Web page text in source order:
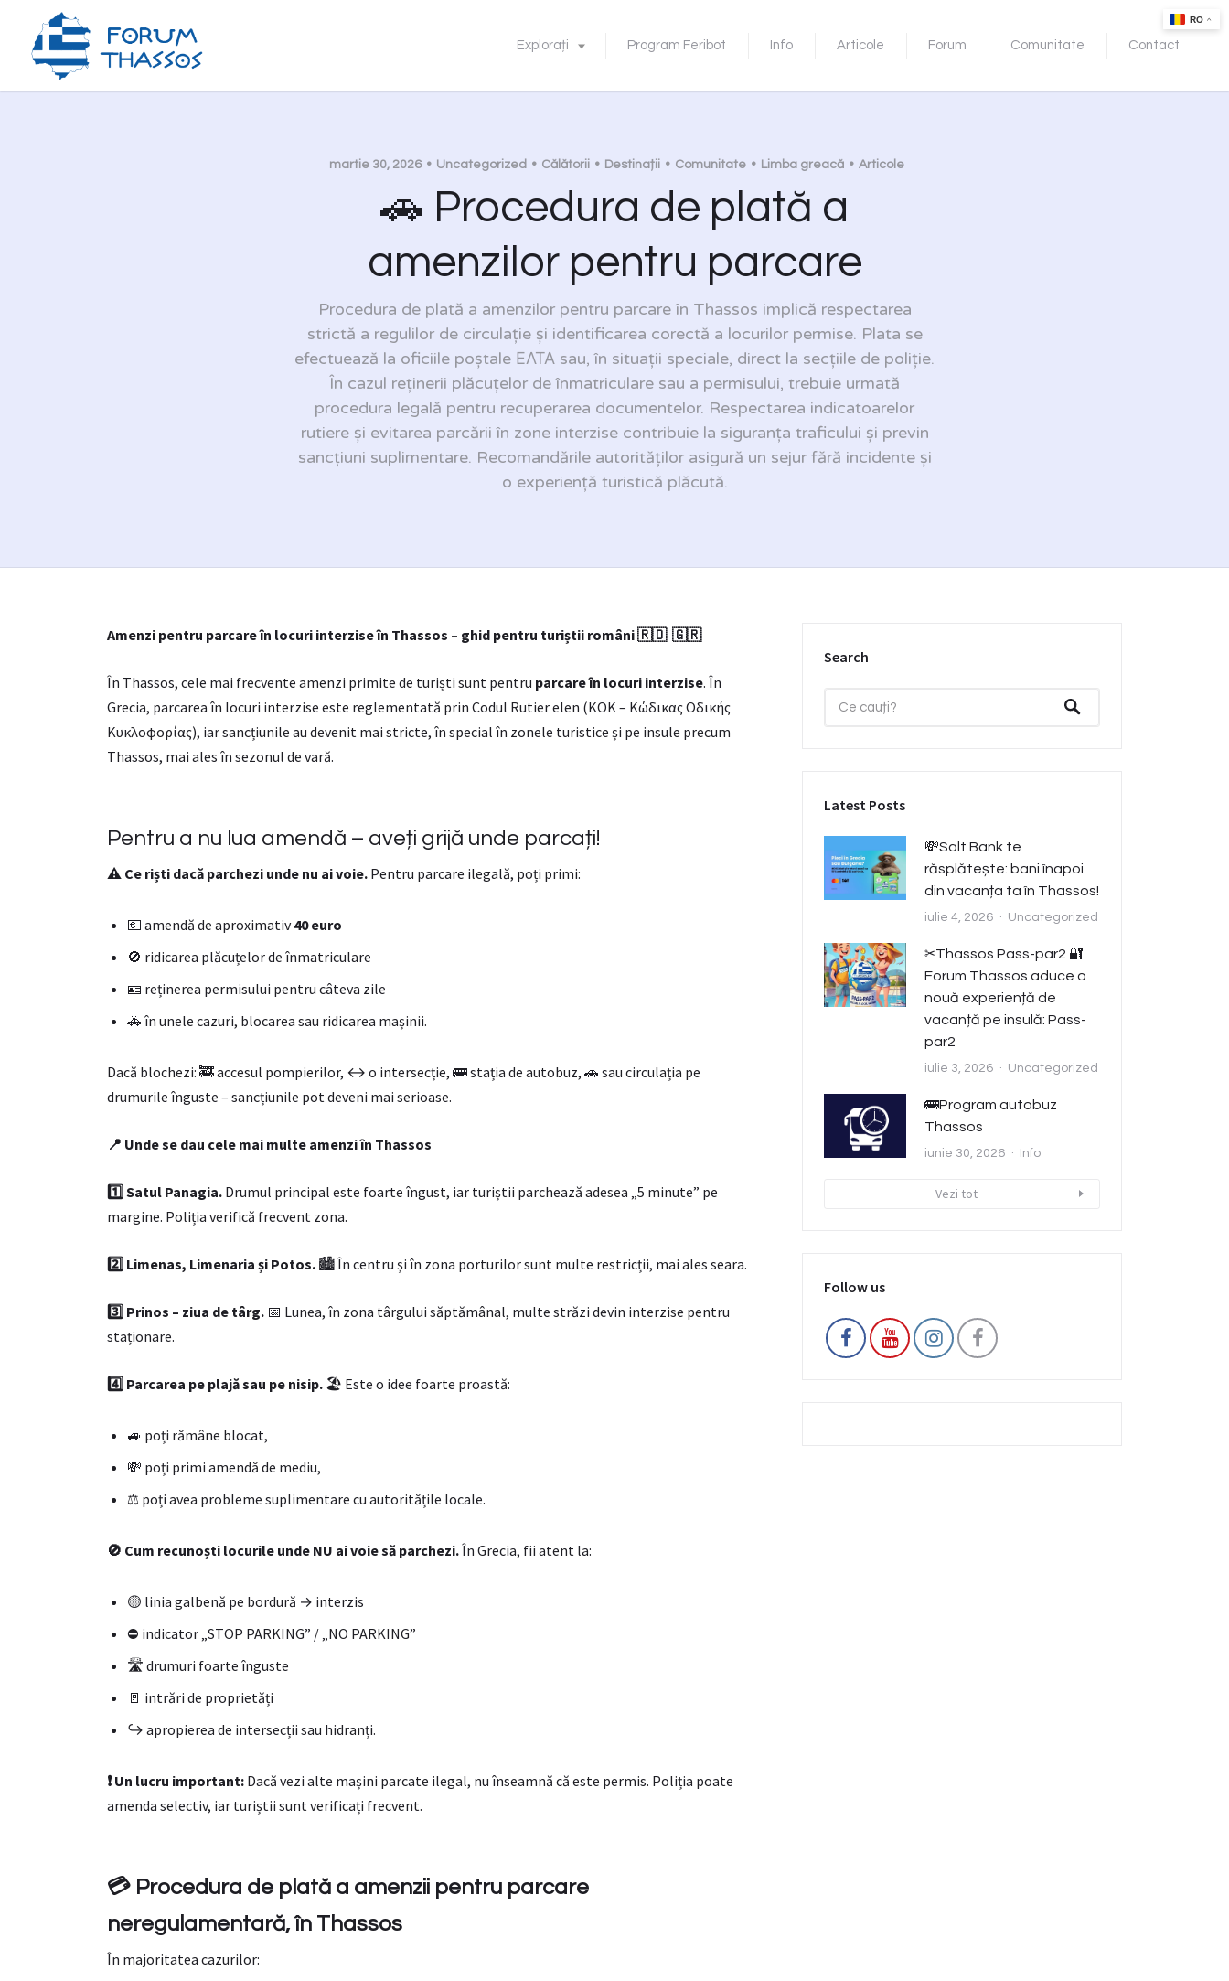
Explorați Program Feribot Info Articole Forum Comunitate Contact
martie 30, 2026 Uncategorized Călătorii Destinații Comunitate Limba greacă Articole
🚗 Procedura de plată a
amenzilor pentru parcare
Procedura de plată a amenzilor pentru parcare în Thassos implică respectarea
strictă a regulilor de circulație și identificarea corectă a locurilor permise. Plata se
efectuează la oficiile poștale ΕΛΤΑ sau, în situații speciale, direct la secțiile de poliție.
În cazul reținerii plăcuțelor de înmatriculare sau a permisului, trebuie urmată
procedura legală pentru recuperarea documentelor. Respectarea indicatoarelor
rutiere și evitarea parcării în zone interzise contribuie la siguranța traficului și previn
sancțiuni suplimentare. Recomandările autorităților asigură un sejur fără incidente și
o experiență turistică plăcută.
Amenzi pentru parcare în locuri interzise în Thassos – ghid pentru turiștii români🇷🇴 🇬🇷
În Thassos, cele mai frecvente amenzi primite de turiști sunt pentru parcare în locuri interzise. În
Grecia, parcarea în locuri interzise este reglementată prin Codul Rutier elen (KOK – Κώδικας Οδικής
Κυκλοφορίας), iar sancțiunile au devenit mai stricte, în special în zonele turistice și pe insule precum
Thassos, mai ales în sezonul de vară.
Pentru a nu lua amendă – aveți grijă unde parcați!
⚠️ Ce riști dacă parchezi unde nu ai voie. Pentru parcare ilegală, poți primi:
💶 amendă de aproximativ40 euro
🚫 ridicarea plăcuțelor de înmatriculare
🪪 reținerea permisului pentru câteva zile
🚓 în unele cazuri, blocarea sau ridicarea mașinii.
Dacă blochezi: 🚒 accesul pompierilor, ↔️ o intersecție, 🚌 stația de autobuz, 🚗 sau circulația pe
drumurile înguste – sancțiunile pot deveni mai serioase.
📍 Unde se dau cele mai multe amenzi în Thassos
1️⃣ Satul Panagia. Drumul principal este foarte îngust, iar turiștii parchează adesea „5 minute” pe
margine. Poliția verifică frecvent zona.
2️ ⃣ Limenas, Limenaria și Potos. 🏙️ În centru și în zona porturilor sunt multe restricții, mai ales seara.
3️ ⃣ Prinos – ziua de târg. 📅 Lunea, în zona târgului săptămânal, multe străzi devin interzise pentru
staționare.
4️ ⃣ Parcarea pe plajă sau pe nisip. 🏖️ Este o idee foarte proastă:
🚙 poți rămâne blocat,
💸 poți primi amendă de mediu,
⚖️ poți avea probleme suplimentare cu autoritățile locale.
🚫 Cum recunoști locurile unde NU ai voie să parchezi.În Grecia, fii atent la:
🟡 linia galbenă pe bordură → interzis
⛔ indicator „STOP PARKING” / „NO PARKING”
🛣️ drumuri foarte înguste
🚪 intrări de proprietăți
↪️ apropierea de intersecții sau hidranți.
❗ Un lucru important: Dacă vezi alte mașini parcate ilegal, nu înseamnă că este permis. Poliția poate
amenda selectiv, iar turiștii sunt verificați frecvent.
💳 Procedura de plată a amenzii pentru parcare
neregulamentară, în Thassos
În majoritatea cazurilor:
Search
Latest Posts
💸Salt Bank te
răsplătește: bani înapoi
din vacanța ta în Thassos!
iulie 4, 2026 Uncategorized
✂️Thassos Pass-par2 🔐
Forum Thassos aduce o
nouă experiență de
vacanță pe insulă: Pass-
par2
iulie 3, 2026 Uncategorized
🚌Program autobuz
Thassos
iunie 30, 2026 Info
Vezi tot
Follow us